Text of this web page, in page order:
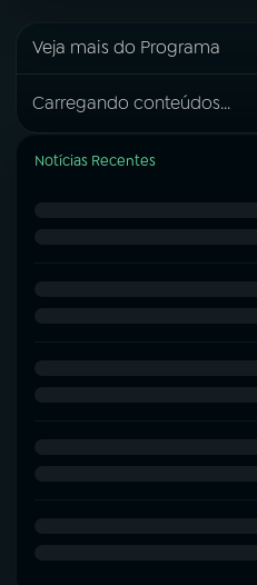
Veja mais do Programa
Carregando conteúdos...
Notícias Recentes